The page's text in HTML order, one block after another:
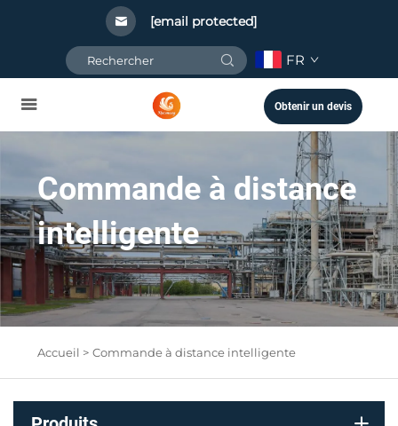
[email protected]
FR
Obtenir un devis
Commande à distance
intelligente
Accueil > Commande à distance intelligente